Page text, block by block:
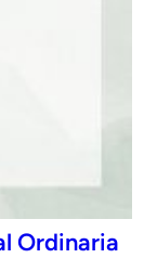
Ordinaria